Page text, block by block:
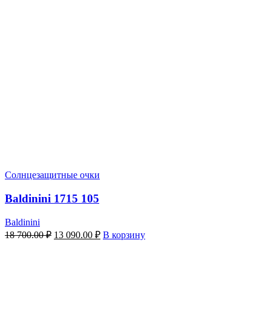
Солнцезащитные очки
Baldinini 1715 105
Baldinini
18 700.00₽ Первоначальная
13 090.00 ₽Текущая
цена:
В корзину